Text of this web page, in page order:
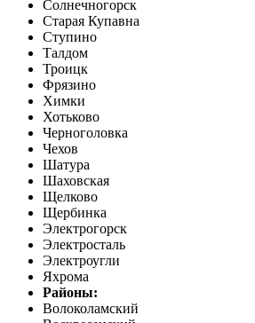
Солнечногорск
Старая Купавна
Ступино
Талдом
Троицк
Фрязино
Химки
Хотьково
Черноголовка
Чехов
Шатура
Шаховская
Щелково
Щербинка
Электрогорск
Электросталь
Электроугли
Яхрома
Районы:
Волоколамский